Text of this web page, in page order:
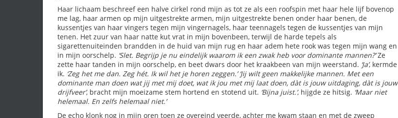
Haar lichaam beschreef een halve cirkel rond mijn as tot ze als een roofspin met haar hele lijf bovenop
me lag, haar armen op mijn uitgestrekte armen, mijn uitgestrekte benen onder haar benen, de
kussentjes van haar vingers tegen mijn vingernagels, haar teennagels tegen de kussentjes van mijn
tenen. Het zuur van haar natte kut vrat in mijn bovenbeen, terwijl de harde tepels als
sigarettenuiteinden brandden in de huid van mijn rug en haar adem hete rook was tegen mijn wang en
in mijn oorschelp. ‘Slet. Begrijp je nu eindelijk waarom ik een zwak heb voor dominante mannen?’Ze
zette haar tanden in mijn oorschelp, en beet dwars door het kraakbeen van mijn weerstand. ‘Ja’, kermde
ik. ‘Zeg het me dan. Zeg hét. Ik wil het je horen zeggen.’ ‘Jij wilt geen makkelijke mannen. Met een
dominante man doen wat jij met mij doet, wat ik jou met mij laat doen, dàt is jouw uitdaging, dàt is jouw
drijfveer’, bracht mijn moeizame stem hortend en stotend uit. ‘Bijna juist.’, hijgde ze hitsig. ‘Maar niet
helemaal. En zelfs helemaal niet.’
De echo klonk nog in mijn oren toen ze overeind veerde, achter me kwam staan en met de zweep